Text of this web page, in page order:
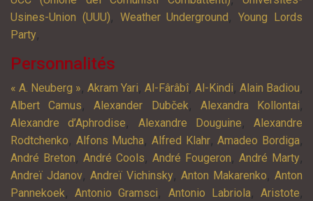
Usines-Union (UUU), Weather Underground ,Young Lords
Party,
Personnalités
« A. Neuberg », Akram Yari, Al-Fârâbî, Al-Kindi, Alain Badiou,
Albert Camus,Alexander Dubček, Alexandra Kollontai,
Alexandre d’Aphrodise, Alexandre Douguine, Alexandre
Rodtchenko, Alfons Mucha,Alfred Klahr,Amadeo Bordiga,
André Breton, André Cools, André Fougeron, André Marty,
Andreï Jdanov, Andreï Vichinsky, Anton Makarenko, Anton
Pannekoek,Antonio Gramsci, Antonio Labriola,Aristote,